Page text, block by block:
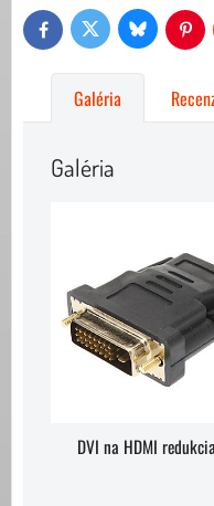
FacebookTwitter Bluesky
Galéria
Galéria
DVI na HDMI redukcia